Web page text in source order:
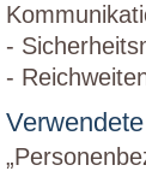
-
-